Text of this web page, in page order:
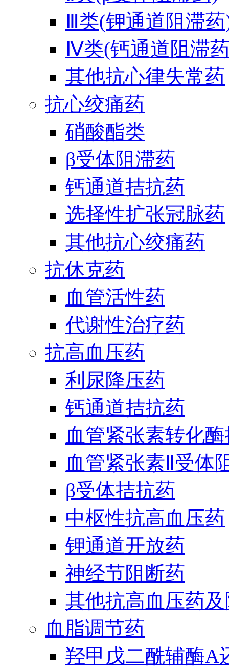
Ⅲ类(钾通道阻滞
Ⅳ类(钙通道阻滞
其他抗心律失常药
抗心绞痛药
硝酸酯类
β受体阻滞药
钙通道拮抗药
选择性扩张冠脉药
其他抗心绞痛药
抗休克药
血管活性药
代谢性治疗药
抗高血压药
利尿降压药
钙通道拮抗药
血管紧张素转化
血管紧张素Ⅱ受体
β受体拮抗药
中枢性抗高血压药
钾通道开放药
神经节阻断药
其他抗高血压药
血脂调节药
羟甲戊二酰辅酶A